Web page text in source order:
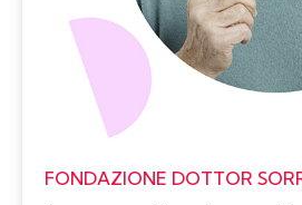
FONDAZIONE DOTTOR